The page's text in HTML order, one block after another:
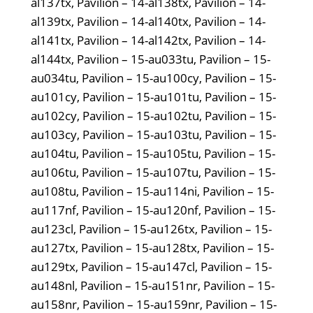
al139tx, Pavilion – 14-al140tx, Pavilion – 14-
al141tx, Pavilion – 14-al142tx, Pavilion – 14-
al144tx, Pavilion – 15-au033tu, Pavilion – 15-
au034tu, Pavilion – 15-au100cy, Pavilion – 15-
au101cy, Pavilion – 15-au101tu, Pavilion – 15-
au102cy, Pavilion – 15-au102tu, Pavilion – 15-
au103cy, Pavilion – 15-au103tu, Pavilion – 15-
au104tu, Pavilion – 15-au105tu, Pavilion – 15-
au106tu, Pavilion – 15-au107tu, Pavilion – 15-
au108tu, Pavilion – 15-au114ni, Pavilion – 15-
au117nf, Pavilion – 15-au120nf, Pavilion – 15-
au123cl, Pavilion – 15-au126tx, Pavilion – 15-
au127tx, Pavilion – 15-au128tx, Pavilion – 15-
au129tx, Pavilion – 15-au147cl, Pavilion – 15-
au148nl, Pavilion – 15-au151nr, Pavilion – 15-
au158nr, Pavilion – 15-au159nr, Pavilion – 15-